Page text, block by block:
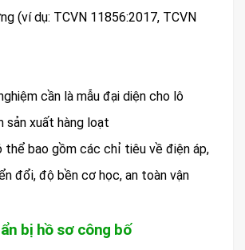
(ví dụ: TCVN 11856:2017, TCVN
cần là mẫu đại diện cho lô
sản xuất hàng loạt
thể bao gồm các chỉ tiêu về điện áp,
đổi, độ bền cơ học, an toàn vận
bị hồ sơ công bố